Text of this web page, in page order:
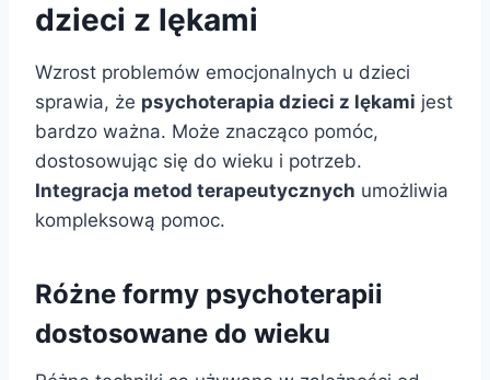
dzieci z lękami
Wzrost problemów emocjonalnych u dzieci
sprawia, że psychoterapia dzieci z lękami jest
bardzo ważna. Może znacząco pomóc,
dostosowując się do wieku i potrzeb.
Integracja metod terapeutycznych umożliwia
kompleksową pomoc.
Różne formy psychoterapii
dostosowane do wieku